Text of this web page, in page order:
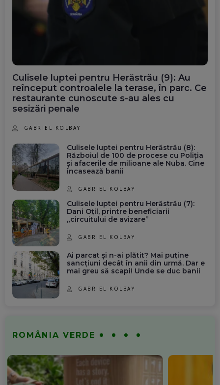
Culisele luptei pentru Herăstrău (9): Au
reînceput controalele la terase, în parc. Ce
restaurante cunoscute s-au ales cu
sesizări penale
GABRIEL KOLBAY
Culisele luptei pentru Herăstrău (8):
Războiul de 100 de procese cu Poliția
și afacerile de milioane ale Nuba. Cine
încasează banii
GABRIEL KOLBAY
Culisele luptei pentru Herăstrău (7):
Dani Oțil, printre beneficiarii
„circuitului de avizare”
GABRIEL KOLBAY
Ai parcat și n-ai plătit? Mai puține
sancțiuni decât în anii din urmă. Dar e
mai greu să scapi! Unde se duc banii
GABRIEL KOLBAY
ROMÂNIA VERDE